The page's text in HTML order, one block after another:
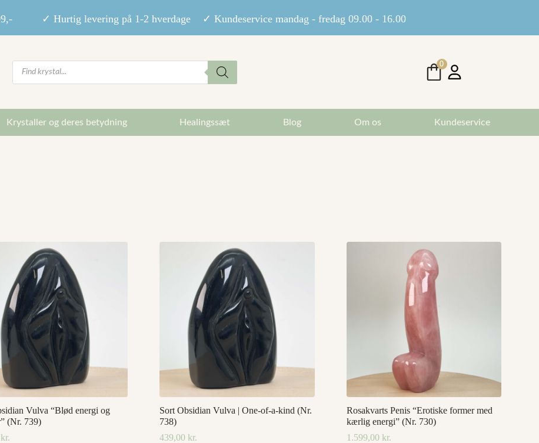
✓ Hurtig levering på 1-2 hverdage ✓ Kundeservice mandag - fredag 09.00 - 16.00
Products
search
0
Krystaller og deres betydning Healingssæt Blog Om os Kundeservice
Vulva “Blød energi og
(Nr. 739)
kr.
Sort Obsidian Vulva | One-of-a-kind (Nr.
738)
439,00 kr.
Rosakvarts Penis “Erotiske former med
kærlig energi” (Nr. 730)
1.599,00 kr.